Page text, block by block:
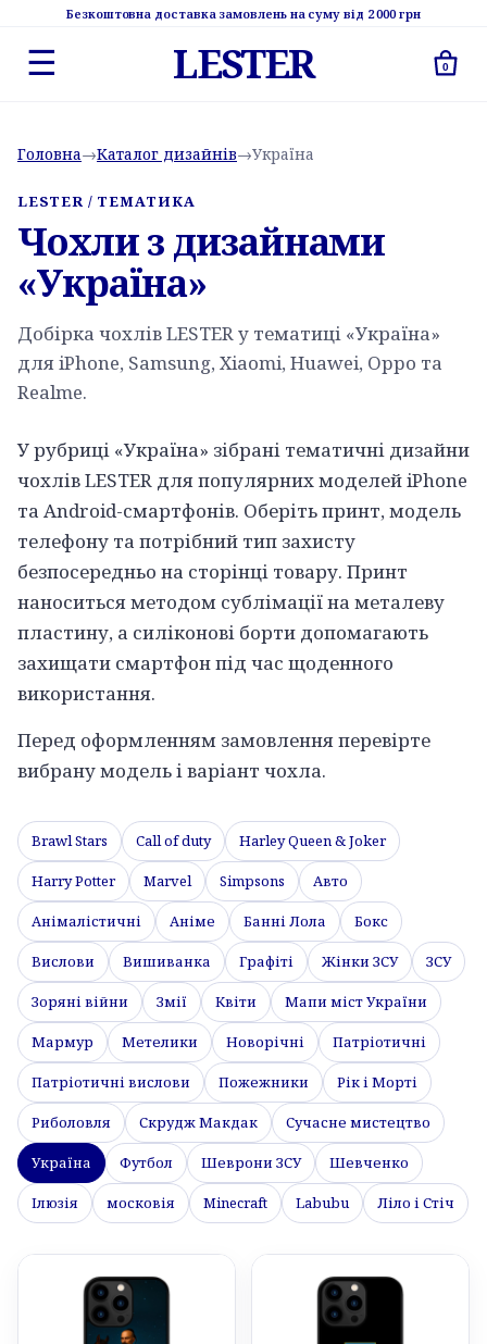
Безкоштовна доставка замовлень на суму від 2 000 грн
☰ LESTER 0
Головна→Каталог дизайнів→Україна
LESTER / ТЕМАТИКА
Чохли з дизайнами
«Україна»
Добірка чохлів LESTER у тематиці «Україна»
для iPhone, Samsung, Xiaomi, Huawei, Oppo та
Realme.
У рубриці «Україна» зібрані тематичні дизайни
чохлів LESTER для популярних моделей iPhone
та Android-смартфонів. Оберіть принт, модель
телефону та потрібний тип захисту
безпосередньо на сторінці товару. Принт
наноситься методом сублімації на металеву
пластину, а силіконові борти допомагають
захищати смартфон під час щоденного
використання.
Перед оформленням замовлення перевірте
вибрану модель і варіант чохла.
Brawl Stars Call of duty Harley Queen & Joker
Harry Potter Marvel Simpsons Авто
Анімалістичні Аніме Банні Лола Бокс
Вислови Вишиванка Графіті Жінки ЗСУ ЗСУ
Зоряні війни Змії Квіти Мапи міст України
Мармур Метелики Новорічні Патріотичні
Патріотичні вислови Пожежники Рік і Морті
Риболовля Скрудж Макдак Сучасне мистецтво
Україна Футбол Шеврони ЗСУ Шевченко
Ілюзія московія Minecraft Labubu Ліло і Стіч